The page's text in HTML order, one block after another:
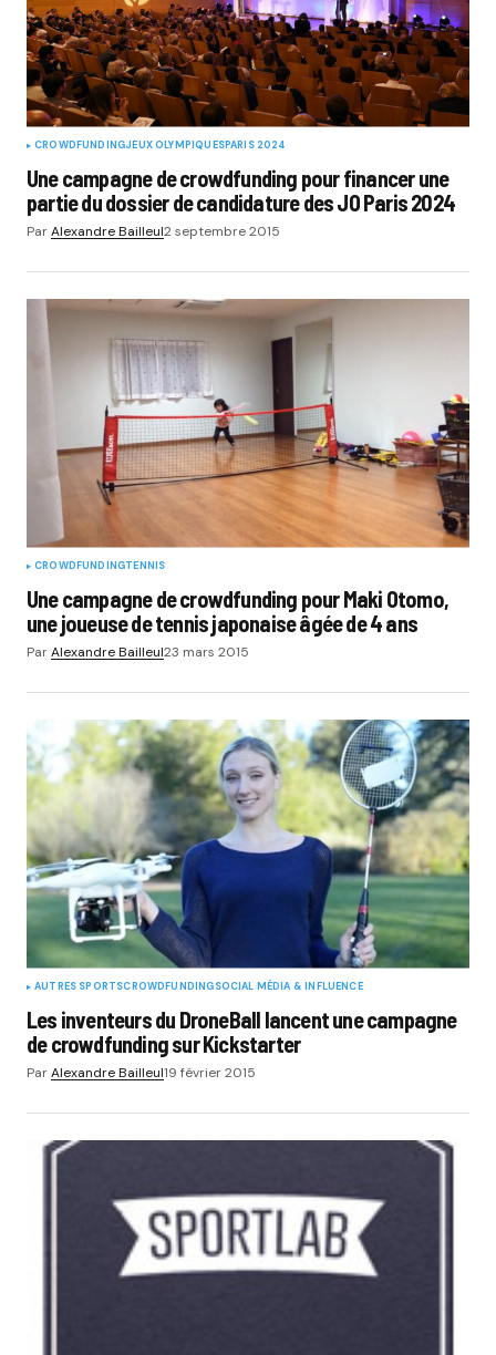
CROWDFUNDINGJEUX OLYMPIQUESPARIS 2024
Une campagne de crowdfunding pour financer une
partie du dossier de candidature des JO Paris 2024
ParAlexandre Bailleul2 septembre 2015
CROWDFUNDINGTENNIS
Une campagne de crowdfunding pour Maki Otomo,
une joueuse de tennis japonaise âgée de 4 ans
ParAlexandre Bailleul23 mars 2015
AUTRES SPORTSCROWDFUNDINGSOCIAL MÉDIA & INFLUENCE
Les inventeurs du DroneBall lancent une campagne
de crowdfunding sur Kickstarter
ParAlexandre Bailleul19 février 2015